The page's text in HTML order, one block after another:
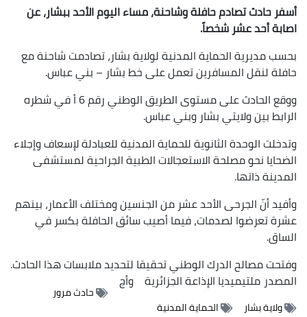
أسفر حادث تصادم حافلة وشاحنة، مساء اليوم الأحد ببشار، عن
اصابة أحد عشر شخصاً.
بحسب مديرية الحماية المدنية لولاية بشار، تصادمت شاحنة مع
حافلة لنقل المسافرين تعمل على خط بشار – بني عباس.
ووقع الحادث على مستوى الطريق الوطني رقم 6 أ في شطره
الرابط بين ولايتي بشار وبني عباس.
وتدخلت الوحدة الثانوية للحماية المدنية للعبادلة لإسعاف وإجلاء
الضحايا نحو مصلحة الاستعجالات الطبية الجراحية لمستشفى
المدينة ذاتها.
وأفيد أنّ الجرحى الأحد عشر من الجنسين ومختلف الأعمار، بينهم
عشرة تعرضوا لصدمات، فيما أصيب سائق الحافلة بكسر في
الساق.
وفتحت مصالح الدرك الوطني تحقيقا لتحديد ملابسات هذا الحادث.
المصدرملتيميديا الإذاعة الجزائرية وأج
حادث مرور
ولاية بشار
الحماية المدنية